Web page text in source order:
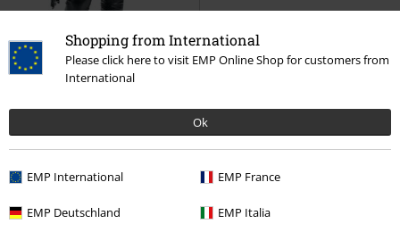
Shopping from International
Please click here to visit EMP Online Shop for customers from
International
Ok
EMP International EMP France
EMP Deutschland EMP Italia
ZĽAVA 26%
Exkluzívne
OMCOd
€ 37,99
Od€ 28,04